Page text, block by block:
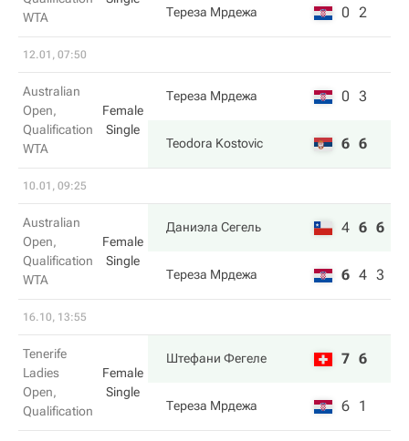
WTA
Тереза Мрдежа 0 2
12.01, 07:50
Australian
Open,
Qualification
WTA
Female
Single
Тереза Мрдежа 0 3
Teodora Kostovic 6 6
10.01, 09:25
Australian
Open,
Qualification
WTA
Female
Single
Даниэла Сегель 4 6 6
Тереза Мрдежа 6 4 3
16.10, 13:55
Tenerife
Ladies
Open,
Qualification
Female
Single
Штефани Фегеле 7 6
Тереза Мрдежа 6 1